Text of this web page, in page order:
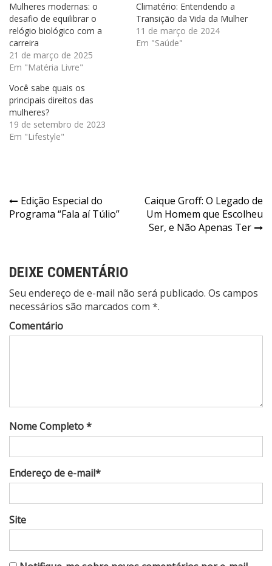
Mulheres modernas: o
desafio de equilibrar o
relógio biológico com a
carreira
21 de março de 2025
Em "Matéria Livre"
Climatério: Entendendo a
Transição da Vida da Mulher
11 de março de 2024
Em "Saúde"
Você sabe quais os
principais direitos das
mulheres?
19 de setembro de 2023
Em "Lifestyle"
Navegação
de
Edição Especial do
Programa “Fala aí Túlio”
Caique Groff: O Legado de
Um Homem que Escolheu
Ser, e Não Apenas Ter
DEIXE COMENTÁRIO
Seu endereço de e-mail não será publicado. Os campos
necessários são marcados com *.
Comentário
Nome Completo *
Endereço de e-mail*
Site